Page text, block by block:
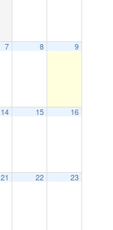
7 8 9
14 15 16
21 22 23